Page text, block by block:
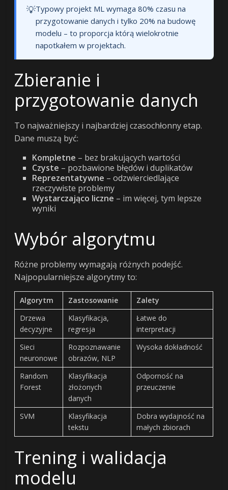
💡Typowy projekt ML wymaga 80% czasu na
przygotowanie danych i tylko 20% na budowę
modelu – to proporcja którą wielokrotnie
napotkałem w projektach.
Zbieranie i
przygotowanie danych
To najważniejszy i najbardziej czasochłonny etap.
Dane muszą być:
Kompletne – bez brakujących wartości
Czyste – pozbawione błędów i duplikatów
Reprezentatywne – odzwierciedlające
rzeczywiste problemy
Wystarczająco liczne – im więcej, tym lepsze
wyniki
Wybór algorytmu
Różne problemy wymagają różnych podejść.
Najpopularniejsze algorytmy to:
Algorytm Zastosowanie
Zalety
Drzewa
decyzyjne
Klasyfikacja,
regresja
Łatwe do
interpretacji
Sieci
neuronowe
Rozpoznawanie
obrazów, NLP
Wysoka dokładność
Random
Forest
Klasyfikacja
złożonych
danych
Odporność na
przeuczenie
SVM
Klasyfikacja
tekstu
Dobra wydajność na
małych zbiorach
Trening i walidacja
modelu